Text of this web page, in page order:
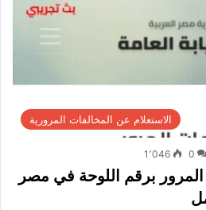
الاستعلام عن المخالفات المرورية
0 1٬046
برقم اللوحة في مصر